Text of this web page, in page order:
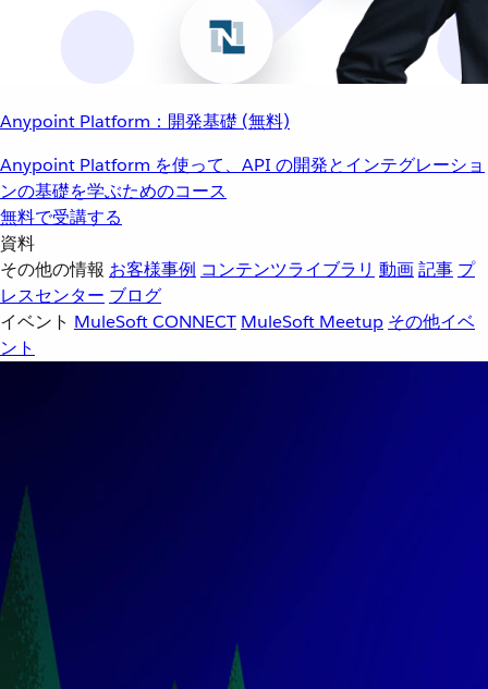
Anypoint Platform：開発基礎 (無料)
Anypoint Platform を使って、API の開発とインテグレーショ
ンの基礎を学ぶためのコース
無料で受講する
資料
その他の情報 お客様事例 コンテンツライブラリ 動画記事 プ
レスセンター ブログ
イベント MuleSoft CONNECT MuleSoft Meetup その他イベ
ント